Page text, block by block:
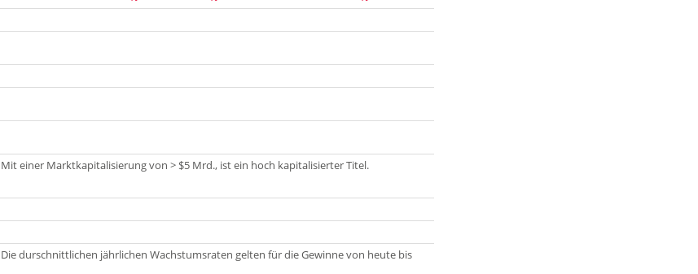
Mit einer Marktkapitalisierung von > $5 Mrd., istein hoch kapitalisierter Titel.
Die durschnittlichen jährlichen Wachstumsraten gelten für die Gewinne von heute bis